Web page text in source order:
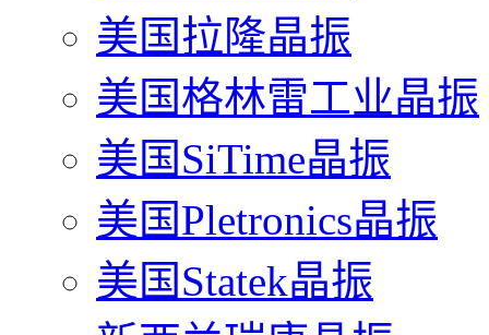
美国拉隆晶振
美国格林雷工业晶振
美国SiTime晶振
美国Pletronics晶振
美国Statek晶振